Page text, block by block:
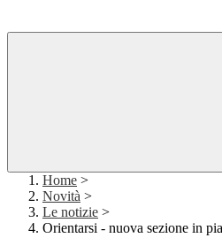
Home >
Novità >
Le notizie >
Orientarsi - nuova sezione in